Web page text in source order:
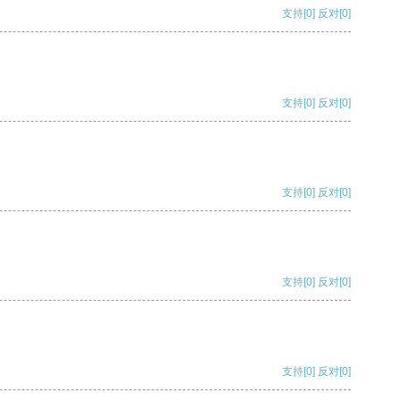
支持[0] 反对[0]
支持[0] 反对[0]
支持[0] 反对[0]
支持[0] 反对[0]
支持[0] 反对[0]